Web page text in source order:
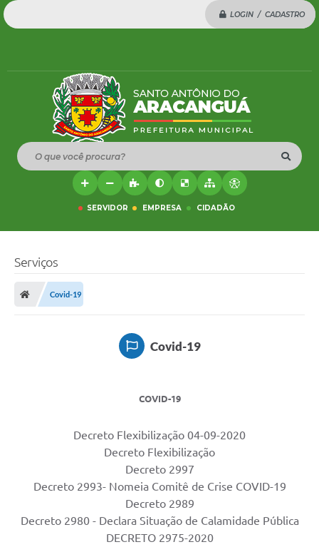
LOGIN / CADASTRO
O que você procura?
SERVIDOR EMPRESA CIDADÃO
Serviços
Covid-19
Covid-19
COVID-19
Decreto Flexibilização 04-09-2020
Decreto Flexibilização
Decreto 2997
Decreto 2993- Nomeia Comitê de Crise COVID-19
Decreto 2989
Decreto 2980 - Declara Situação de Calamidade Pública
DECRETO 2975-2020